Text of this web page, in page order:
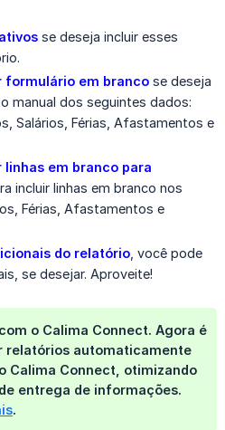
se deseja incluir esses
formulário em branco se deseja
manual dos seguintes dados:
Salários, Férias, Afastamentos e
linhas em branco para
incluir linhas em branco nos
Férias, Afastamentos e
do relatório , você pode
se desejar. Aproveite!
o Calima Connect. Agora é
relatórios automaticamente
Calima Connect , otimizando
entrega de informações.
.